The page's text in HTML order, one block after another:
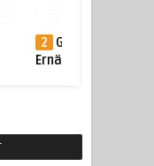
2
GErn – Gesunde
Ernährung